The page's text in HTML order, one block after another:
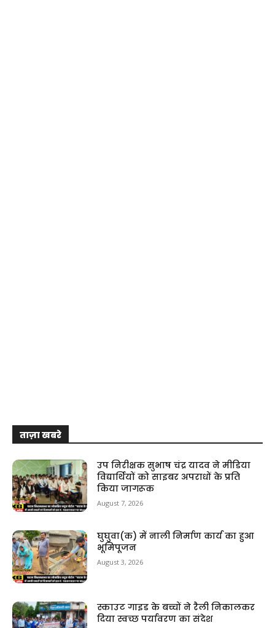
ताज़ा खबरे
उप निरीक्षक सुभाष चंद्र यादव ने मीडिया
विद्यार्थियों को साइबर अपराधों के प्रति
किया जागरूक
August 7, 2026
घुघुवा(क) में नाली निर्माण कार्य का हुआ
भूमिपूजन
August 3, 2026
स्काउट गाइड के बच्चों ने रैली निकालकर
दिया स्वच्छ पर्यावरण का संदेश